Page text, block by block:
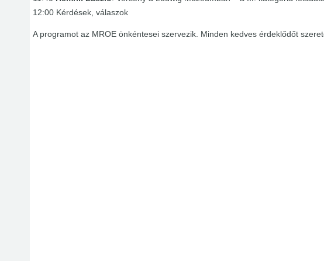
12:00 Kérdések, válaszok
A programot az MROE önkéntesei szervezik. Minden kedves érdeklődőt